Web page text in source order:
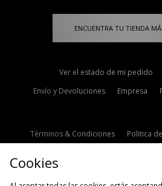
ENCUENTRA TU TIENDA
Ver el estado de mi pedido
Envío y Devoluciones
Empresa
Términos & Condiciones Politica
Cookies